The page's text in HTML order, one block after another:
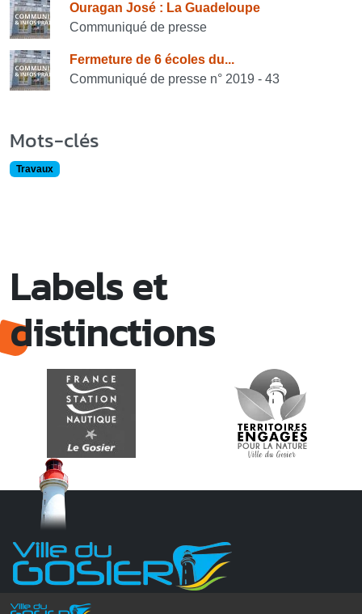
Ouragan José : La Guadeloupe
Communiqué de presse
Fermeture de 6 écoles du...
Communiqué de presse n° 2019 - 43
Mots-clés
Travaux
Labels et
distinctions
Monsieur le Maire Michel HOTIN